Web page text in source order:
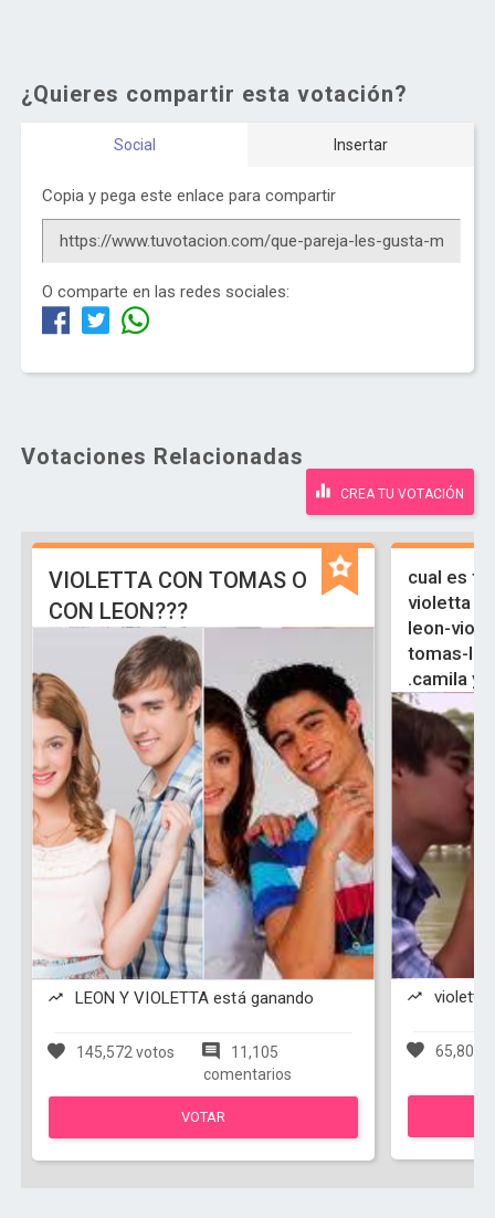
¿Quieres compartir esta votación?
Social Insertar
Copia y pega este enlace para compartir
O comparte en las redes sociales:
Votaciones Relacionadas
CREA TU VOTACIÓN
VIOLETTA CON TOMAS O
CON LEON???
LEON Y VIOLETTA está ganando
145,572 votos
11,105
comentarios
VOTAR
cual es
violetta y
leon-
tomas-
.camila y
violetta
65,803